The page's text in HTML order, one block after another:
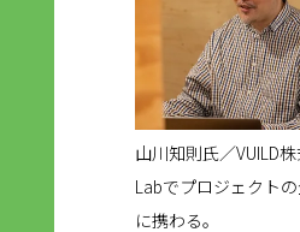
山川知則氏／VUILD
Labでプロジェクト
に携わる。